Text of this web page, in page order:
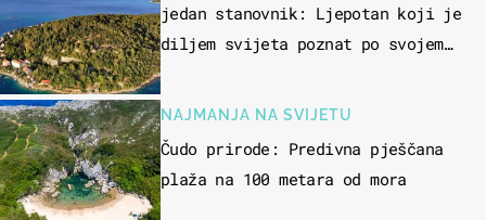
jedan stanovnik: Ljepotan koji je
diljem svijeta poznat po svojem
NAJMANJA NA SVIJETU
Čudo prirode: Predivna pješčana
plaža na 100 metara od mora